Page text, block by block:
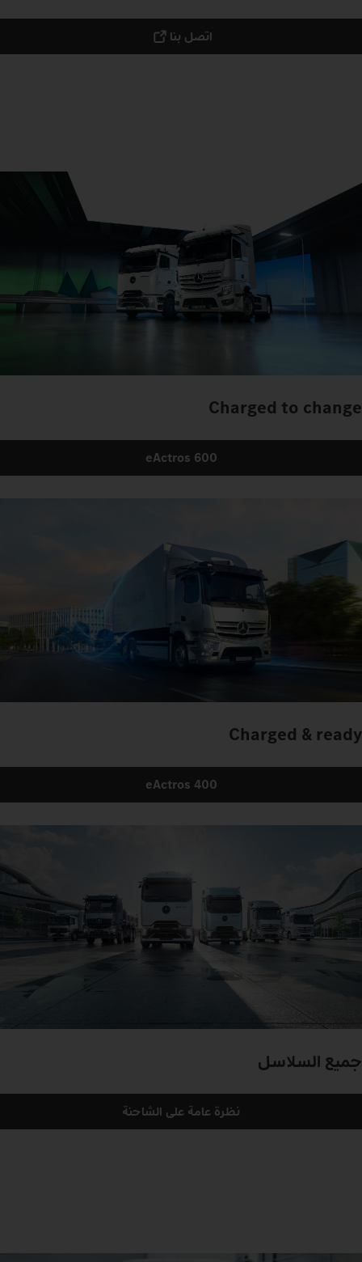
اتصل بنا
Charged to change
eActros 600
Charged & ready
eActros 400
جميع السلاسل
نظرة عامة على الشاحنة